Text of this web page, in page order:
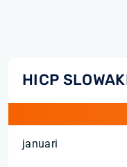
HICP
januari